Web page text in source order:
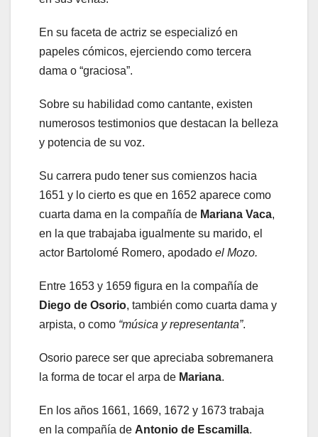
En su faceta de actriz se especializó en
papeles cómicos, ejerciendo como tercera
dama o “graciosa”.
Sobre su habilidad como cantante, existen
numerosos testimonios que destacan la belleza
y potencia de su voz.
Su carrera pudo tener sus comienzos hacia
1651 y lo cierto es que en 1652 aparece como
cuarta dama en la compañía de Mariana Vaca,
en la que trabajaba igualmente su marido, el
actor Bartolomé Romero, apodado el Mozo.
Entre 1653 y 1659 figura en la compañía de
Diego de Osorio, también como cuarta dama y
arpista, o como “música y representanta”.
Osorio parece ser que apreciaba sobremanera
la forma de tocar el arpa de Mariana.
En los años 1661, 1669, 1672 y 1673 trabaja
en la compañía de Antonio de Escamilla.